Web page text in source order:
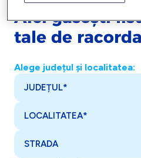
Aici găsești
tale de
Alege județul și localitatea:
JUDEȚUL*
LOCALITATEA*
STRADA